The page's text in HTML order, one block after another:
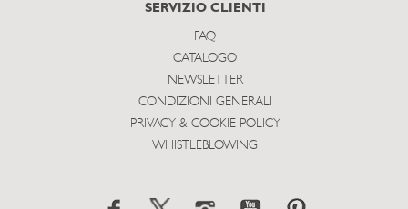
SERVIZIO CLIENTI
FAQ
CATALOGO
NEWSLETTER
CONDIZIONI GENERALI
PRIVACY & COOKIE POLICY
WHISTLEBLOWING